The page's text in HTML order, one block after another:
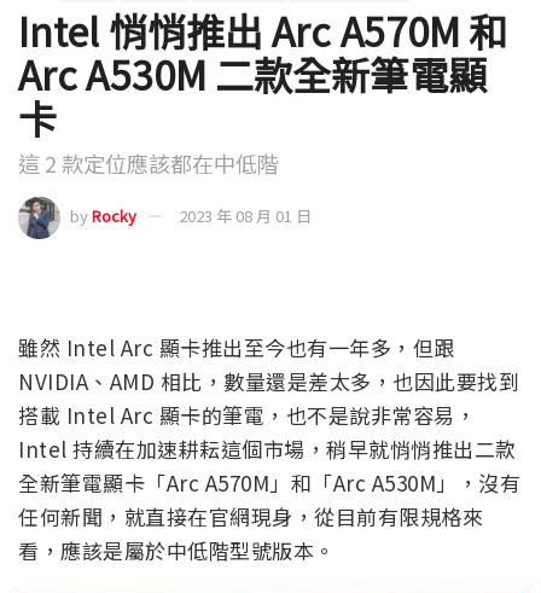
Intel 悄悄推出 Arc A570M 和
Arc A530M 二款全新筆電顯
卡
這 2 款定位應該都在中低階
byRocky 2023 年 08 月 01 日
雖然 Intel Arc 顯卡推出至今也有一年多，但跟
NVIDIA、AMD 相比，數量還是差太多，也因此要找到
搭載 Intel Arc 顯卡的筆電，也不是說非常容易，
Intel 持續在加速耕耘這個市場，稍早就悄悄推出二款
全新筆電顯卡「Arc A570M」和「Arc A530M」，沒有
任何新聞，就直接在官網現身，從目前有限規格來
看，應該是屬於中低階型號版本。